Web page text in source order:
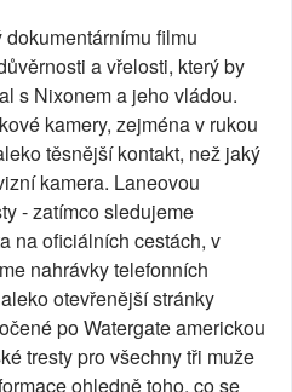
filmu
a vřelosti, který by
s Nixonem a jeho vládou.
kamery, zejména v rukou
těsnější kontakt, než jaký
kamera. Laneovou
- zatímco sledujeme
na oficiálních cestách, v
nahrávky telefonních
otevřenější stránky
po Watergate americkou
tresty pro všechny tři muže
ohledně toho, co se